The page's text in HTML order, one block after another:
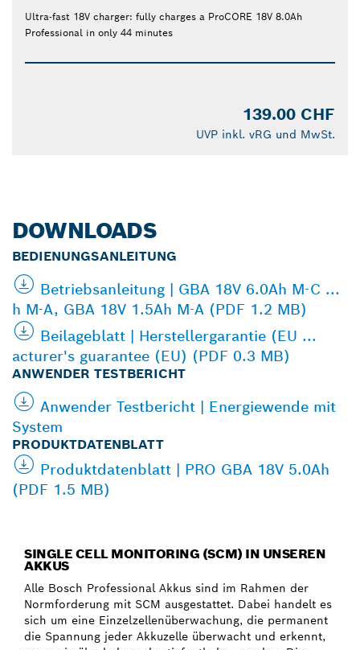
Ultra-fast 18V charger: fully charges a ProCORE 18V 8.0Ah
Professional in only 44 minutes
139.00 CHF
UVP inkl. vRG und MwSt.
DOWNLOADS
BEDIENUNGSANLEITUNG
Betriebsanleitung | GBA 18V 6.0Ah M-C ...
h M-A, GBA 18V 1.5Ah M-A (PDF 1.2 MB)
Beilageblatt | Herstellergarantie (EU ...
acturer's guarantee (EU) (PDF 0.3 MB)
ANWENDER TESTBERICHT
Anwender Testbericht | Energiewende mit
System
PRODUKTDATENBLATT
Produktdatenblatt | PRO GBA 18V 5.0Ah
(PDF 1.5 MB)
SINGLE CELL MONITORING (SCM) IN UNSEREN
AKKUS
Alle Bosch Professional Akkus sind im Rahmen der
Normforderung mit SCM ausgestattet. Dabei handelt es
sich um eine Einzelzellenüberwachung, die permanent
die Spannung jeder Akkuzelle überwacht und erkennt,